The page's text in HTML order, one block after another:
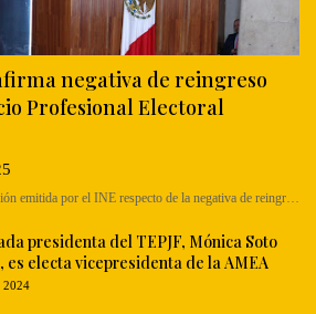
negativa de reingreso
Profesional Electoral
emitida por el INE respecto de la negativa de reingr…
presidenta del TEPJF, Mónica Soto
es electa vicepresidenta de la AMEA
2024